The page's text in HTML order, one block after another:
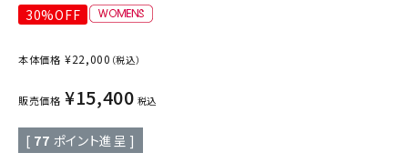
30%OFF
本体価格 ¥22,000 （税込）
販売価格 ¥15,400 税込
[ 77 ポイント進呈 ]